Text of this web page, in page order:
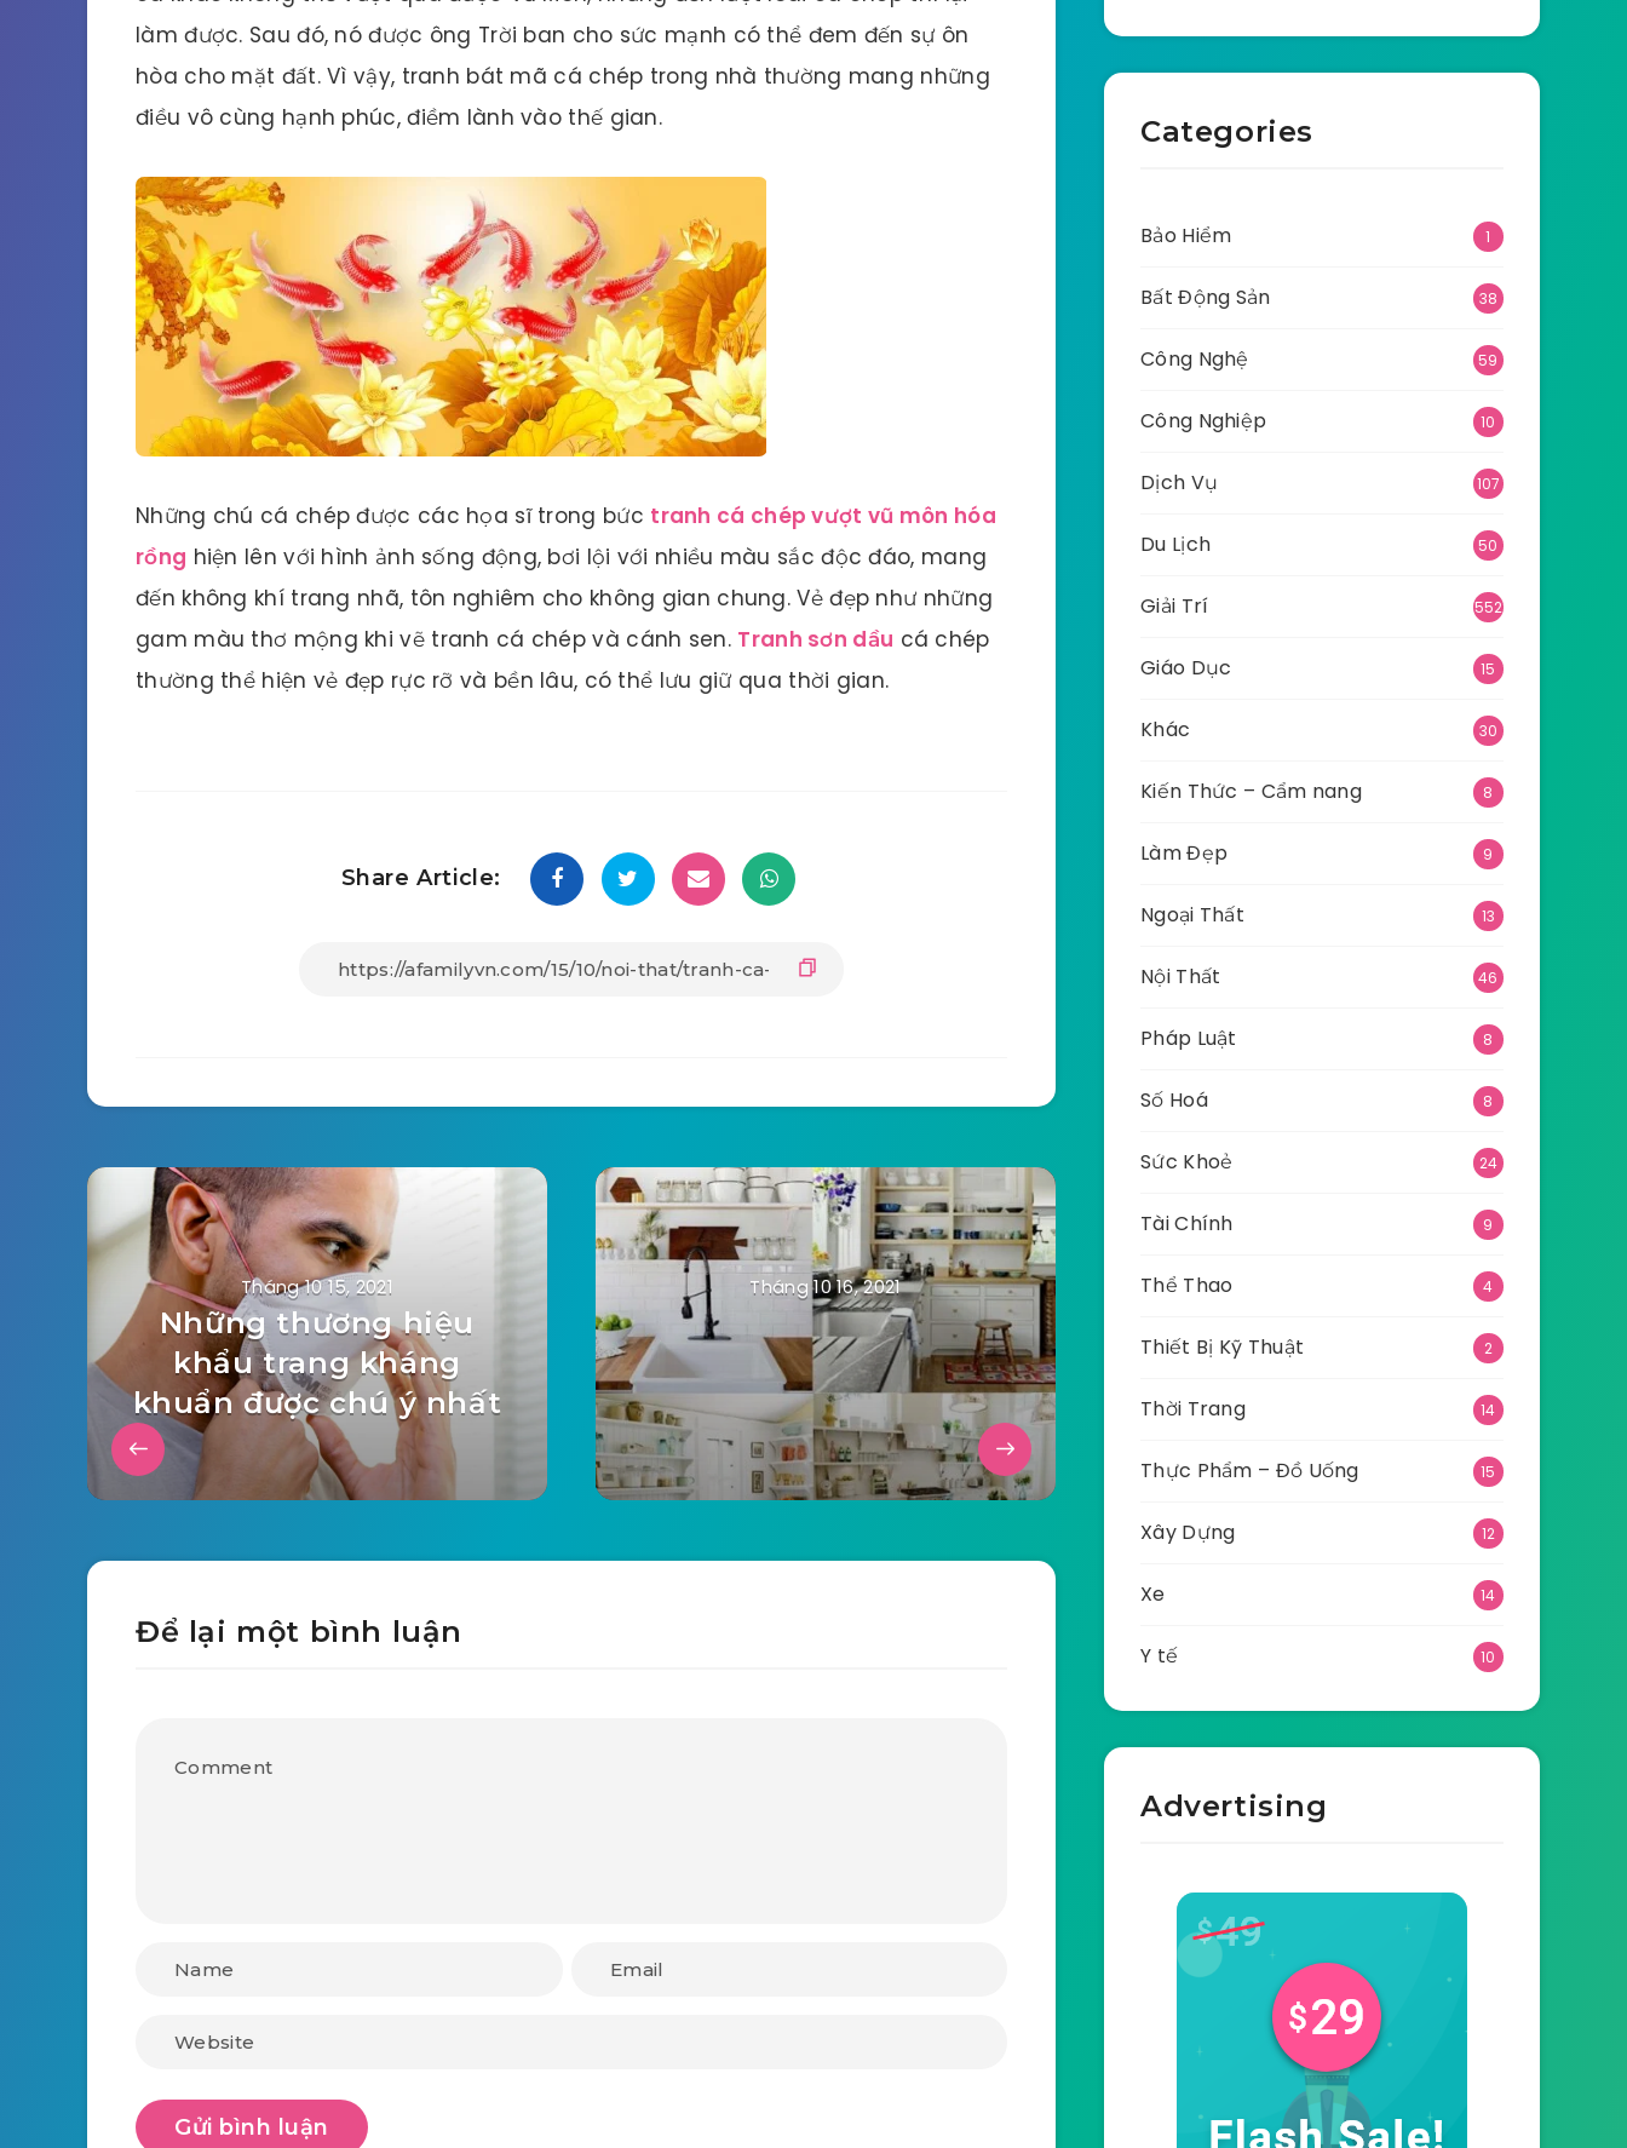
làm được. Sau đó, nó được ông Trời ban cho sức mạnh có thể đem đến sự ôn
hòa cho mặt đất. Vì vậy, tranh bát mã cá chép trong nhà thường mang những
điều vô cùng hạnh phúc, điềm lành vào thế gian.
Những chú cá chép được các họa sĩ trong bức tranh cá chép vượt vũ môn hóa
rồng hiện lên với hình ảnh sống động, bơi lội với nhiều màu sắc độc đáo, mang
đến không khí trang nhã, tôn nghiêm cho không gian chung. Vẻ đẹp như những
gam màu thơ mộng khi vẽ tranh cá chép và cánh sen. Tranh sơn dầu cá chép
thường thể hiện vẻ đẹp rực rỡ và bền lâu, có thể lưu giữ qua thời gian.
Share Article:
Tháng 10 15, 2021
Những thương hiệu
khẩu trang kháng
khuẩn được chú ý nhất
Tháng 10 16, 2021
Để lại một bình luận
Categories
Bảo Hiểm 1
Bất Động Sản 38
Công Nghệ 59
Công Nghiệp 10
Dịch Vụ 107
Du Lịch 50
Giải Trí 552
Giáo Dục 15
Khác 30
Kiến Thức – Cẩm nang 8
Làm Đẹp 9
Ngoại Thất 13
Nội Thất 46
Pháp Luật 8
Số Hoá 8
Sức Khoẻ 24
Tài Chính 9
Thể Thao 4
Thiết Bị Kỹ Thuật 2
Thời Trang 14
Thực Phẩm – Đồ Uống 15
Xây Dựng 12
Xe 14
Y tế 10
Advertising